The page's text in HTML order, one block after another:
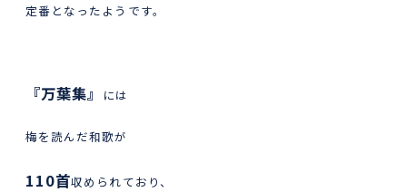
定番となったようです。
『万葉集』 には
梅を読んだ和歌が
110首収められており、